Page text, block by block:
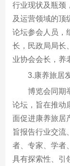
行业现状及瓶颈
及运营领域的顶
论坛参会人员，
长，民政局局长
业协会会长，养
3.康养旅居
博览会同期
论坛，旨在推动
面促进康养旅居
旨报告行业交流
者、专家、学者
具有探索性、引